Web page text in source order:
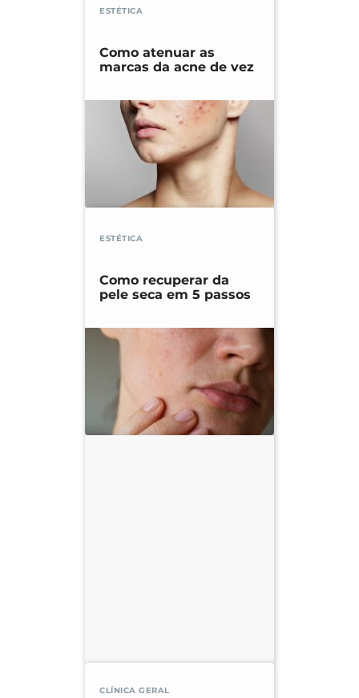
ESTÉTICA
Como atenuar as
marcas da acne de vez
ESTÉTICA
Como recuperar da
pele seca em 5 passos
CLÍNICA GERAL